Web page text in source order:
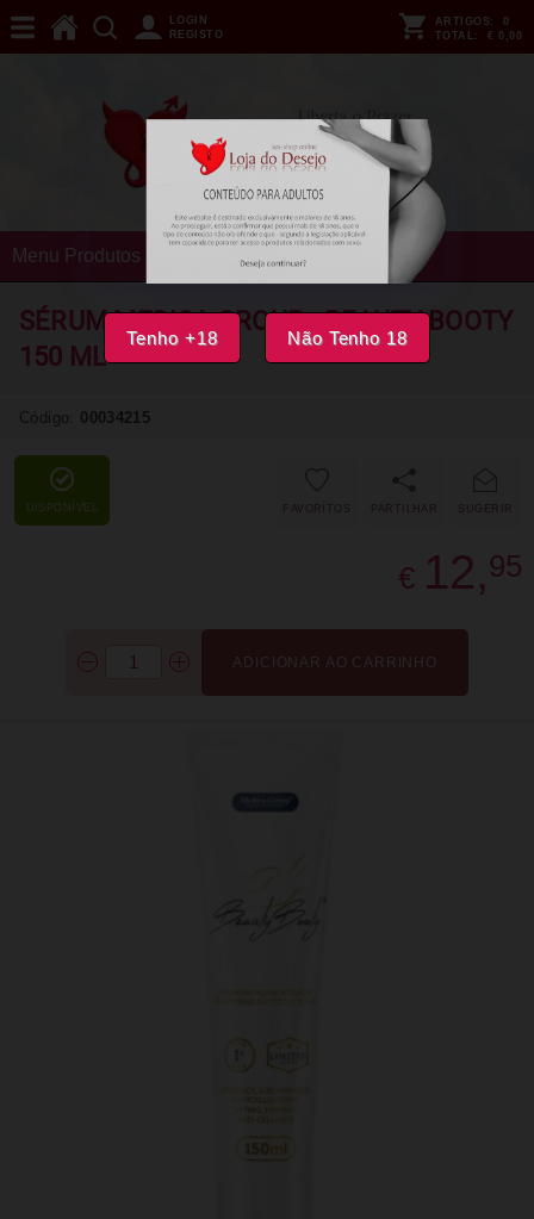
Tenho +18 Não Tenho 18
LOGIN
REGISTO
ARTIGOS:
0
TOTAL: € 0,00
Menu Produtos
SÉRUM MEDICA GROUP - BEAUTY BOOTY
150 ML
Código: 00034215
DISPONÍVEL SUGERIR
FAVORITOS
€ 12,95
ADICIONAR AO CARRINHO